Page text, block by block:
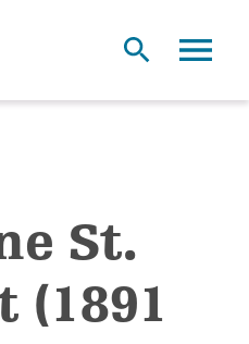
St.
(1891